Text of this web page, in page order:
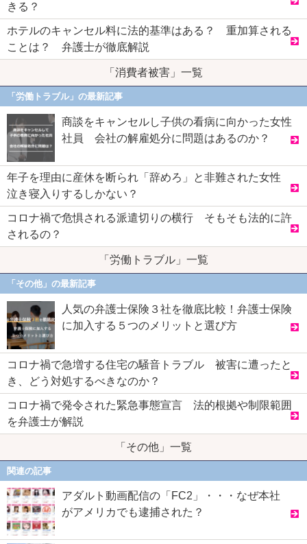
きる？
ホテルのキャンセル料に法的基準はある？ 重加算される
ことは？ 弁護士が徹底解説
「消費者被害」一覧
「労働トラブル」の最新記事
商談をキャンセルし子供の看病に向かった女性
社員 会社の解雇処分に問題はあるのか？
年子を理由に産休を断られ「辞めろ」と非難された女性
泣き寝入りするしかない？
コロナ禍で危惧される派遣切りの横行 そもそも法的に許
されるの？
「労働トラブル」一覧
「その他」の最新記事
人気の弁護士保険３社を徹底比較！弁護士保険
に加入する５つのメリットと選び方
コロナ禍で急増する住宅の騒音トラブル 被害に遭ったと
き、どう対処するべきなのか？
コロナ禍で発令された緊急事態宣言 法的根拠や制限範囲
を弁護士が解説
「その他」一覧
関連の記事
アダルト動画配信の「FC2」・・・なぜ本社
がアメリカでも逮捕された？